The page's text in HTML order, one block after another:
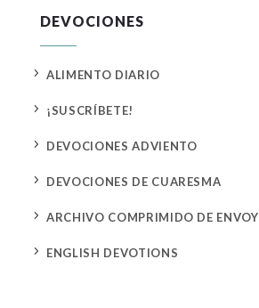
DEVOCIONES
5 ALIMENTO DIARIO
5 ¡SUSCRÍBETE!
5 DEVOCIONES ADVIENTO
5 DEVOCIONES DE CUARESMA
5 ARCHIVO COMPRIMIDO DE ENVOY
5 ENGLISH DEVOTIONS